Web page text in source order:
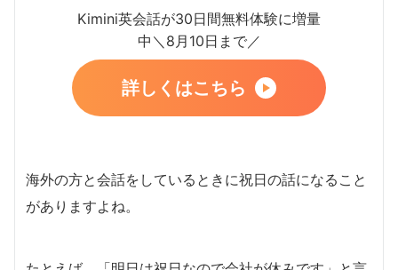
Kimini英会話が30日間無料体験に増量
中＼8月10日まで／
詳しくはこちら
海外の方と会話をしているときに祝日の話になること
がありますよね。